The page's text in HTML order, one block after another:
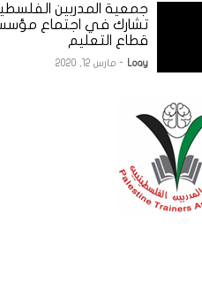
جمعية المدربين
تشارك في اجتماع
قطاع التعليم
Loay - مارس 12, 2020